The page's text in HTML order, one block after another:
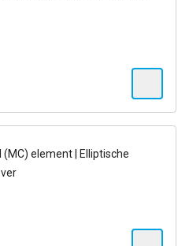
element | Elliptische